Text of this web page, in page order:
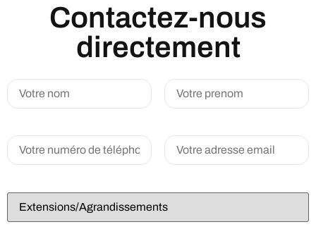
Contactez-nous
directement